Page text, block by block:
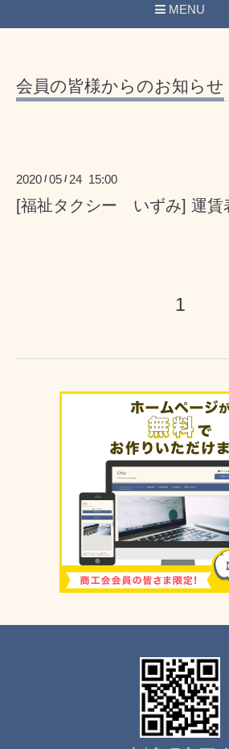
MENU
会員の皆様からのお知らせ
2020 /05 / 24 15:00
[福祉タクシー いずみ] 運賃
1